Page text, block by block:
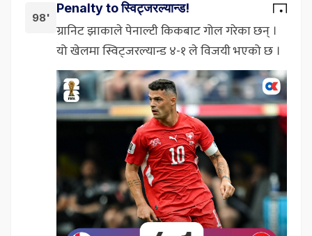
98'
Penalty to स्विट्जरल्यान्ड!
ग्रानिट झाकाले पेनाल्टी किकबाट गोल गरेका छन् ।
यो खेलमा स्विट्जरल्यान्ड ४-१ ले विजयी भएको छ ।